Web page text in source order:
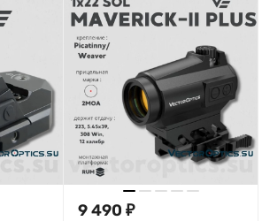
9 490 ₽